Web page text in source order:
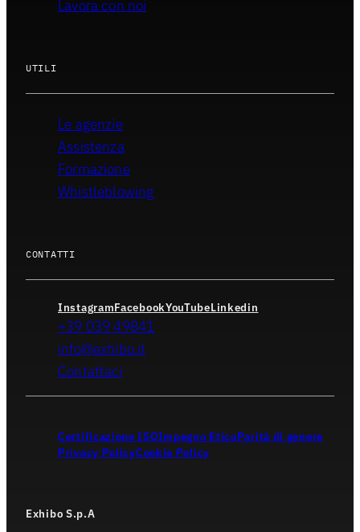
Lavora con noi
UTILI
Le agenzie
Assistenza
Formazione
Whistleblowing
CONTATTI
InstagramFacebookYouTubeLinkedin
+39 039 49841
info@exhibo.it
Contattaci
Exhibo S.p.A
Certificazione ISOImpegno EticoParità di genere
Privacy PolicyCookie Policy